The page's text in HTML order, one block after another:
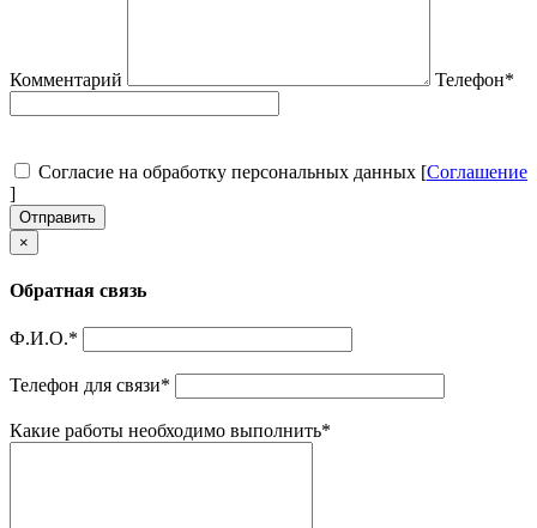
Комментарий Телефон*
Согласие на обработку персональных данных [Соглашение
]
Отправить
×
Обратная связь
Ф.И.О.*
Телефон для связи*
Какие работы необходимо выполнить*